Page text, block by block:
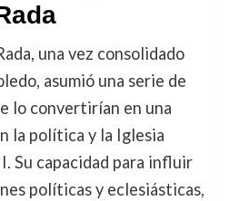
una vez consolidado
asumió una serie de
lo convertirían en una
la política y la Iglesia
Su capacidad para influir
políticas y eclesiásticas,